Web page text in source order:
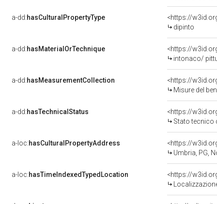
a-dd:hasCulturalPropertyType
<https://
dipinto
a-dd:hasMaterialOrTechnique
<https://
intonaco/
a-dd:hasMeasurementCollection
<https://
Misure del
a-dd:hasTechnicalStatus
<https://
Stato tecnico
a-loc:hasCulturalPropertyAddress
<https://
Umbria, PG,
a-loc:hasTimeIndexedTypedLocation
<https://